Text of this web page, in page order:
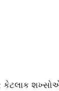
શખ્સોએ